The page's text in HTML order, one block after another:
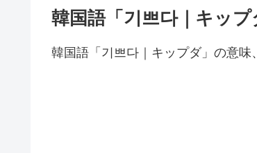
韓国語「기쁘다｜キッ
韓国語「기쁘다｜キップダ」の意味